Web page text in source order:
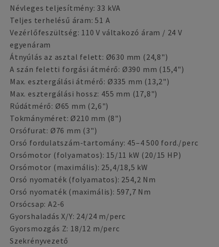
Névleges teljesítmény: 33 kVA
Teljes terhelésű áram: 51 A
Vezérlőfeszültség: 110 V váltakozó áram / 24 V
egyenáram
Átnyúlás az asztal felett: Ø630 mm (24,8")
A szán feletti forgási átmérő: Ø390 mm (15,4")
Max. esztergálási átmérő: Ø335 mm (13,2")
Max. esztergálási hossz: 455 mm (17,8")
Rúdátmérő: Ø65 mm (2,6")
Tokmányméret: Ø210 mm (8")
Orsófurat: Ø76 mm (3")
Orsó fordulatszám-tartomány: 45–4 500 ford./perc
Orsómotor (folyamatos): 15/11 kW (20/15 HP)
Orsómotor (maximális): 25,4/18,5 kW
Orsó nyomaték (folyamatos): 254,2 Nm
Orsó nyomaték (maximális): 597,7 Nm
Orsócsap: A2-6
Gyorshaladás X/Y: 24/24 m/perc
Gyorsmozgás Z: 18/12 m/perc
Szekrényvezető